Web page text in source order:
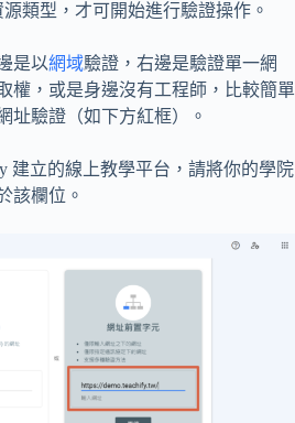
類型，才可開始進行驗證操作。
是以網域驗證，右邊是驗證單一網
權，或是身邊沒有工程師，比較簡單
址驗證（如下方紅框）。
建立的線上教學平台，請將你的學院
該欄位。